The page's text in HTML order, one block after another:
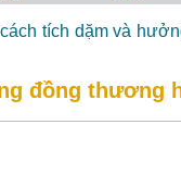
tích dặm và
đồng thương